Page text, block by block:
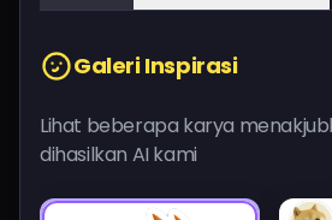
Galeri Inspirasi
Lihat beberapa karya
dihasilkan AI kami